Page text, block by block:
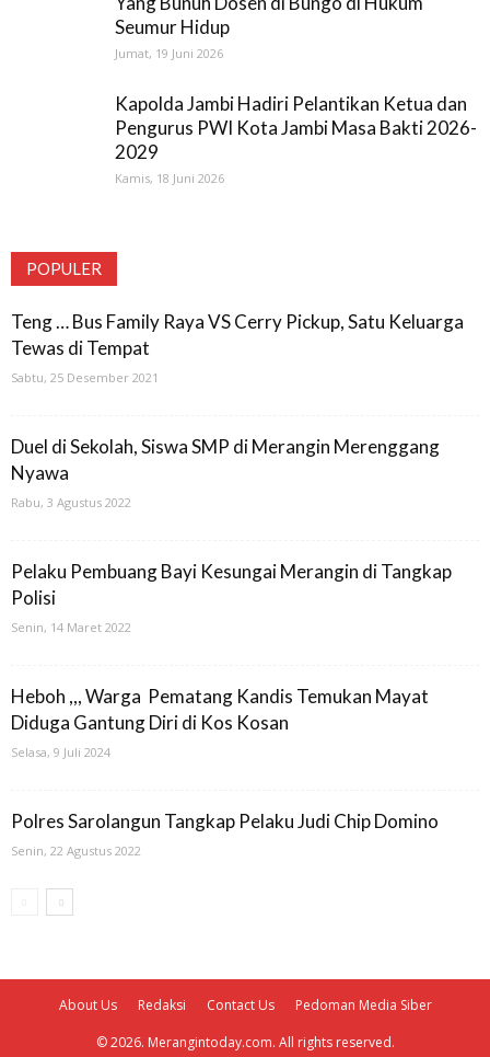
Seumur Hidup
Jumat, 19 Juni 2026
Kapolda Jambi Hadiri Pelantikan Ketua dan
Pengurus PWI Kota Jambi Masa Bakti 2026-
2029
Kamis, 18 Juni 2026
POPULER
Teng … Bus Family Raya VS Cerry Pickup, Satu Keluarga
Tewas di Tempat
Sabtu, 25 Desember 2021
Duel di Sekolah, Siswa SMP di Merangin Merenggang
Nyawa
Rabu, 3 Agustus 2022
Pelaku Pembuang Bayi Kesungai Merangin di Tangkap
Polisi
Senin, 14 Maret 2022
Heboh ,,, Warga Pematang Kandis Temukan Mayat
Diduga Gantung Diri di Kos Kosan
Selasa, 9 Juli 2024
Polres Sarolangun Tangkap Pelaku Judi Chip Domino
Senin, 22 Agustus 2022
About Us Redaksi Contact Us
Pedoman Media Siber
© 2026. Merangintoday.com. All rights reserved.